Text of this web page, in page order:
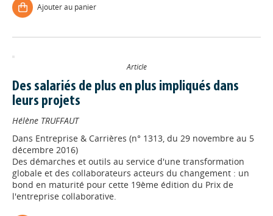
Ajouter au panier
Article
Des salariés de plus en plus impliqués dans
leurs projets
Hélène TRUFFAUT
Dans Entreprise & Carrières (n° 1313, du 29 novembre au 5
décembre 2016)
Des démarches et outils au service d'une transformation
globale et des collaborateurs acteurs du changement : un
bond en maturité pour cette 19ème édition du Prix de
l'entreprise collaborative.